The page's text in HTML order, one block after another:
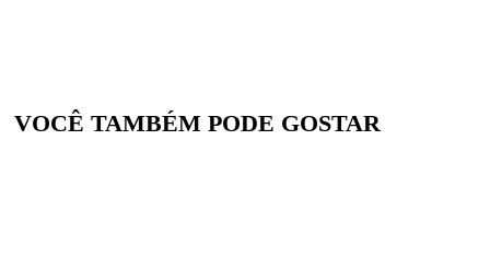
VOCÊ TAMBÉM PODE GOSTAR